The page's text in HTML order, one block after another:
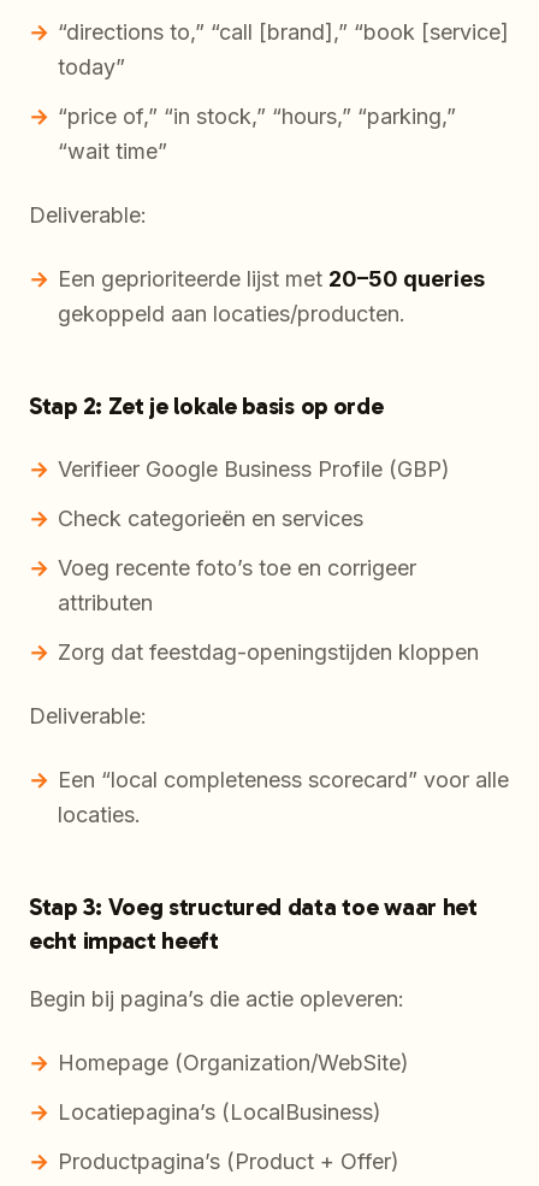
“directions to,” “call [brand],” “book [service]
today”
“price of,” “in stock,” “hours,” “parking,”
“wait time”
Deliverable:
Een geprioriteerde lijst met 20–50 queries
gekoppeld aan locaties/producten.
Stap 2: Zet je lokale basis op orde
Verifieer Google Business Profile (GBP)
Check categorieën en services
Voeg recente foto’s toe en corrigeer
attributen
Zorg dat feestdag-openingstijden kloppen
Deliverable:
Een “local completeness scorecard” voor alle
locaties.
Stap 3: Voeg structured data toe waar het
echt impact heeft
Begin bij pagina’s die actie opleveren:
Homepage (Organization/WebSite)
Locatiepagina’s (LocalBusiness)
Productpagina’s (Product + Offer)